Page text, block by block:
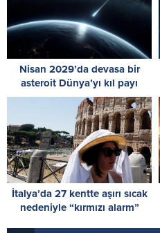
Nisan 2029’da devasa bir
asteroit Dünya’yı kıl payı
ıskalayacak
İtalya’da 27 kentte aşırı sıcak
nedeniyle “kırmızı alarm”